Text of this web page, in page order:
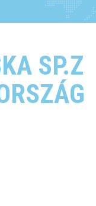
SP.Z